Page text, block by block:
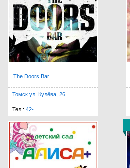
The Doors Bar
Томск ул. Кулёва, 26
Тел.: 42-...